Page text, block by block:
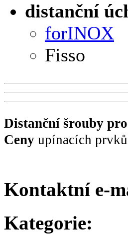
distanční
forINOX
Fisso
Distanční šrouby
Ceny upínacích
Kontaktní e-
Kategorie: